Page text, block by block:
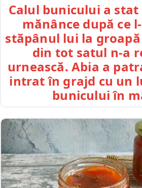
Calul bunicului a stat
mănânce după ce
stăpânul lui la
din tot satul n-a
urnească. Abia a
intrat în grajd cu un
bunicului în